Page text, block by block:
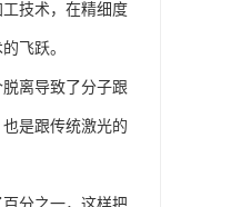
技术，在精细度
飞跃。
离导致了分子跟
是跟传统激光的